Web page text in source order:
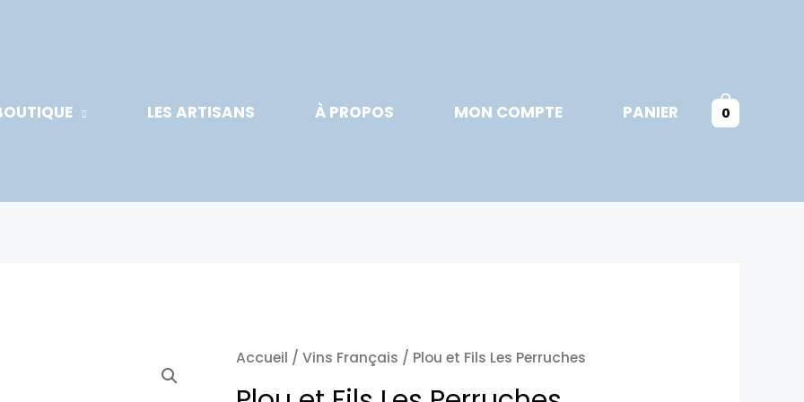
LES ARTISANS À PROPOS MON COMPTE PANIER 0
Accueil / Vins Français / Plou et Fils Les Perruches